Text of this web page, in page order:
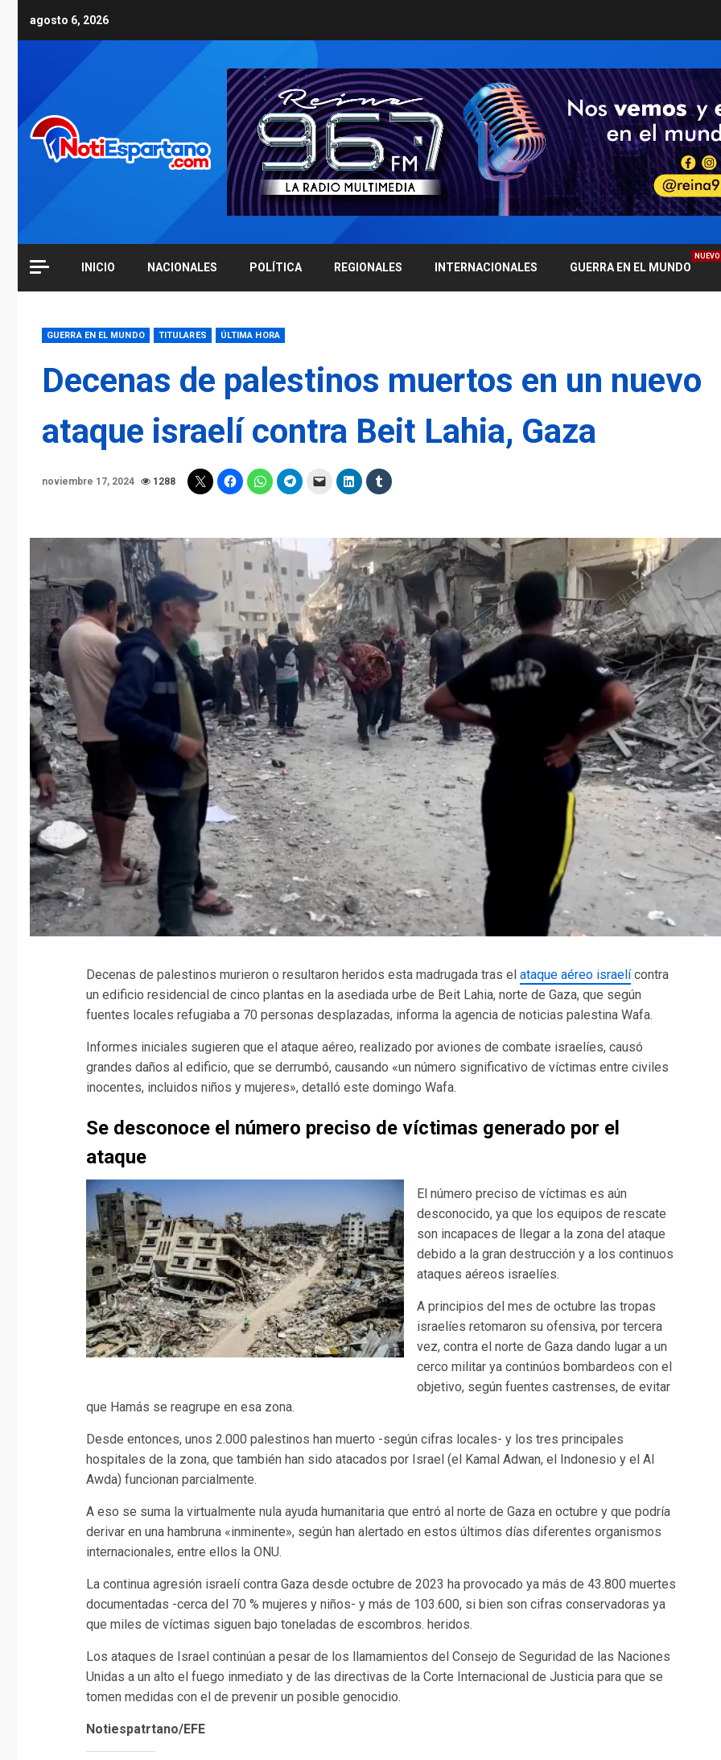
agosto 6, 2026
INICIO NACIONALES POLÍTICA REGIONALES INTERNACIONALES GUERRA EN EL MUNDO
NUEVO
GUERRA EN EL MUNDO TITULARES ÚLTIMA HORA
Decenas de palestinos muertos en un nuevo
ataque israelí contra Beit Lahia, Gaza
noviembre 17, 2024 1288
Decenas de palestinos murieron o resultaron heridos esta madrugada tras el ataque aéreo israelícontra
un edificio residencial de cinco plantas en la asediada urbe de Beit Lahia, norte de Gaza, que según
fuentes locales refugiaba a 70 personas desplazadas, informa la agencia de noticias palestina Wafa.
Informes iniciales sugieren que el ataque aéreo, realizado por aviones de combate israelíes, causó
grandes daños al edificio, que se derrumbó, causando «un número significativo de víctimas entre civiles
inocentes, incluidos niños y mujeres», detalló este domingo Wafa.
Se desconoce el número preciso de víctimas generado por el
ataque
El número preciso de víctimas es aún
desconocido, ya que los equipos de rescate
son incapaces de llegar a la zona del ataque
debido a la gran destrucción y a los continuos
ataques aéreos israelíes.
A principios del mes de octubre las tropas
israelíes retomaron su ofensiva, por tercera
vez, contra el norte de Gaza dando lugar a un
cerco militar ya continúos bombardeos con el
objetivo, según fuentes castrenses, de evitar
que Hamás se reagrupe en esa zona.
Desde entonces, unos 2.000 palestinos han muerto -según cifras locales- y los tres principales
hospitales de la zona, que también han sido atacados por Israel (el Kamal Adwan, el Indonesio y el Al
Awda) funcionan parcialmente.
A eso se suma la virtualmente nula ayuda humanitaria que entró al norte de Gaza en octubre y que podría
derivar en una hambruna «inminente», según han alertado en estos últimos días diferentes organismos
internacionales, entre ellos la ONU.
La continua agresión israelí contra Gaza desde octubre de 2023 ha provocado ya más de 43.800 muertes
documentadas -cerca del 70 % mujeres y niños- y más de 103.600, si bien son cifras conservadoras ya
que miles de víctimas siguen bajo toneladas de escombros. heridos.
Los ataques de Israel continúan a pesar de los llamamientos del Consejo de Seguridad de las Naciones
Unidas a un alto el fuego inmediato y de las directivas de la Corte Internacional de Justicia para que se
tomen medidas con el de prevenir un posible genocidio.
Notiespatrtano/EFE